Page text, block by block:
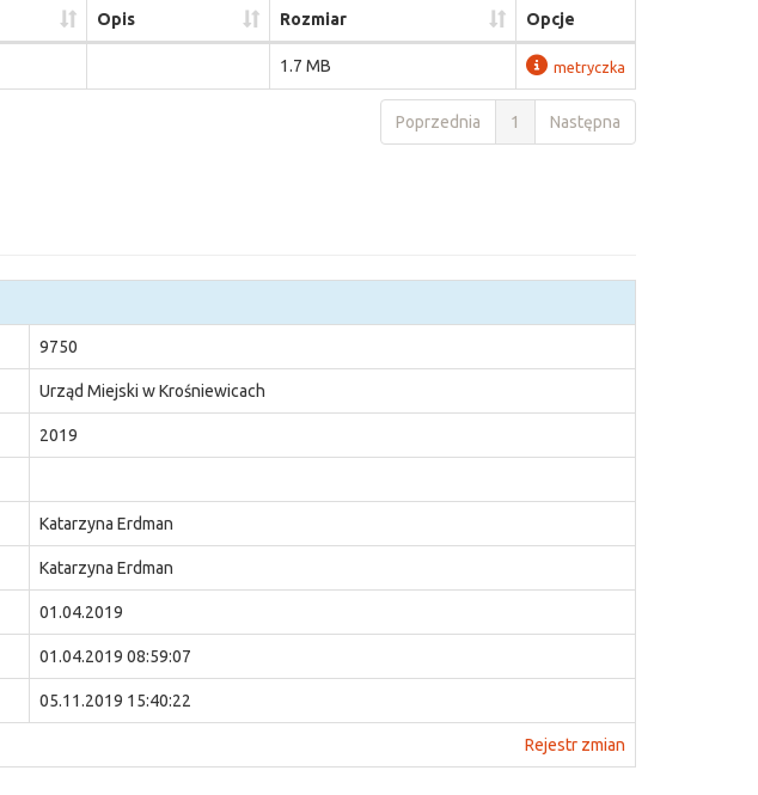
Opis Rozmiar Opcje
1.7 MB metryczka
Poprzednia 1 Następna
9750
Urząd Miejski w Krośniewicach
2019
Katarzyna Erdman
Katarzyna Erdman
01.04.2019
01.04.2019 08:59:07
05.11.2019 15:40:22
Rejestr zmian